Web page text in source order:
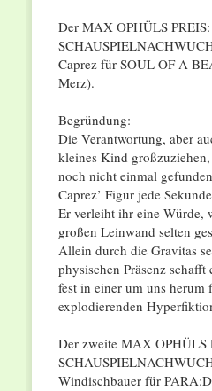
Der MAX OPHÜLS
Caprez für SOUL OF A
Merz).
Begründung:
Die Verantwortung, aber
kleines Kind
noch nicht einmal
Caprez’ Figur jede
Er verleiht ihr eine Würde,
großen Leinwand selten
Allein durch die Gravitas
physischen Präsenz schafft
fest in einer um uns herum
explodierenden
Der zweite MAX OPHÜLS
Windischbauer für